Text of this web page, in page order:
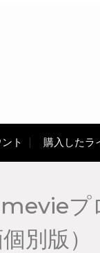
ト 購入したラ
プ
別版）